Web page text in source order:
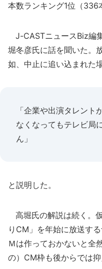
本数ランキング1位（336
J-CASTニュースBiz編
堀冬彦氏に話を聞いた。
如、中止に追い込まれた
「企業や出演タレン
なくなってもテレビ局
ん」
と説明した。
高堀氏の解説は続く。
りCM」を年始に放送す
Ｍは作っておかないと全
の）CM枠も後からでは抑